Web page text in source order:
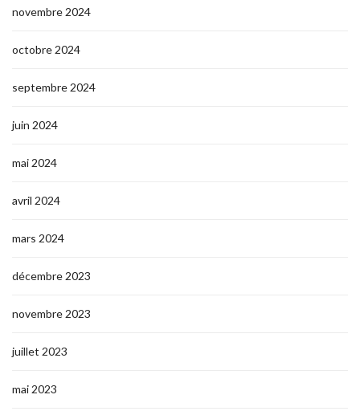
novembre 2024
octobre 2024
septembre 2024
juin 2024
mai 2024
avril 2024
mars 2024
décembre 2023
novembre 2023
juillet 2023
mai 2023